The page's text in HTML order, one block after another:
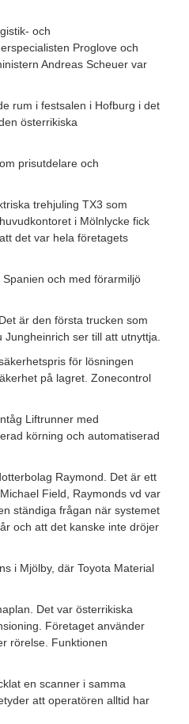
och
Proglove och
Andreas Scheuer var
rum i festsalen i Hofburg i det
österrikiska
prisutdelare och
trehjuling TX3 som
i Mölnlycke fick
det var hela företagets
och med förarmiljö
är den första trucken som
ser till att utnyttja.
för lösningen
på lagret. Zonecontrol
Liftrunner med
körning och automatiserad
Raymond. Det är ett
Field, Raymonds vd var
ständiga frågan när systemet
och att det kanske inte dröjer
i Mjölby, där Toyota Material
Det var österrikiska
Företaget använder
rörelse. Funktionen
en scanner i samma
att operatören alltid har